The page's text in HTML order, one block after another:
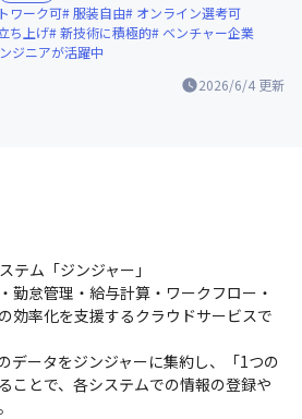
2026/6/4 更新
ワーク可 服装自由
オンライン選考可
ち上げ 新技術に積極的
ベンチャー企業
ジニアが活躍中
ム「ジンジャー」
勤怠管理・給与計算・ワークフロー・
効率化を支援するクラウドサービスで
データをジンジャーに集約し、「1つの
ことで、各システムでの情報の登録や